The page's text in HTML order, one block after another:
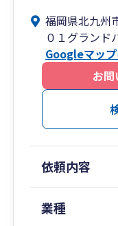
経営戦略を始め
ボイスなど、経
しょう。
私たちは少しで
をお手伝いでき
スタッフで日々
います。
力指導にも力を
お電話やZoom
極的に行ってお
福岡県北九州
０１グランド
Googleマッ
お問
依頼内容
業種